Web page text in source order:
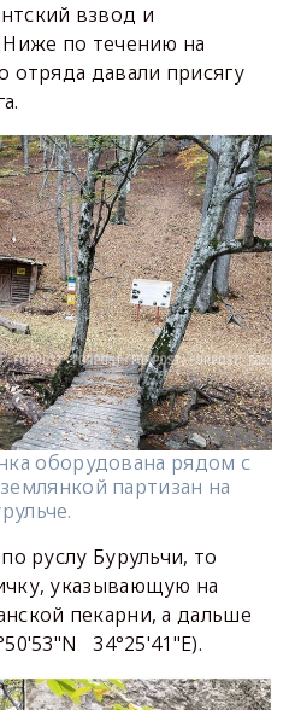
взвод и
по течению на
отряда давали присягу
оборудована рядом с
партизан на
руслу Бурульчи, то
указывающую на
пекарни, а дальше
34°25'41"E).